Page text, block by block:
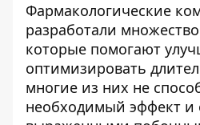
Фармакологические
разработали
которые помогают
оптимизировать
многие из них не
необходимый эффект и